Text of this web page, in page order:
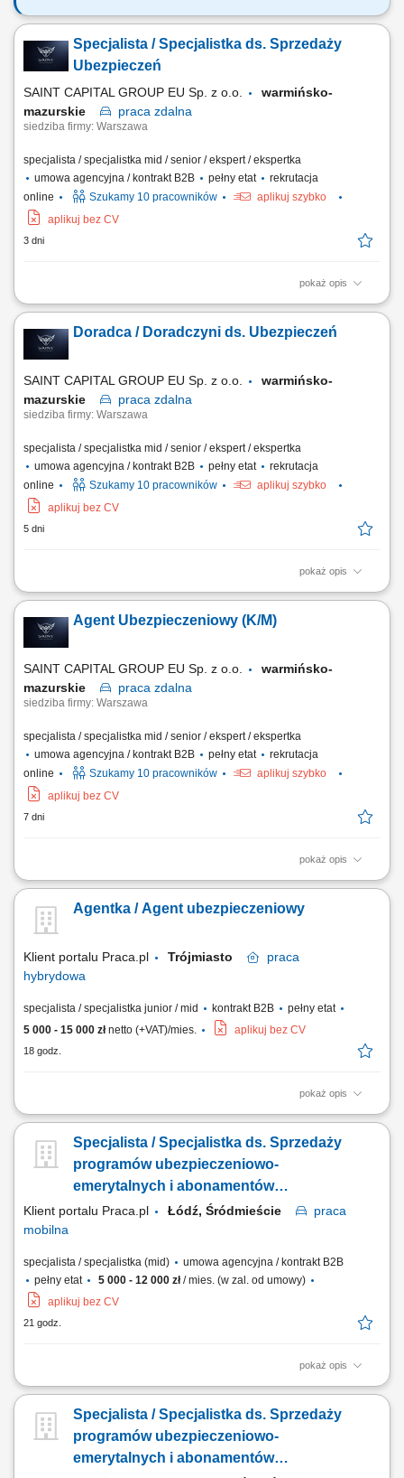
Twój zakres obowiązków: budowanie własnego biznesu przy wsparciu
organizacja własnej aktywności i kalendarza spotkań.
Specjalista / Specjalistka ds. Sprzedaży
Ubezpieczeń
SAINT CAPITAL GROUP EU Sp. z o.o.
warmińsko-
mazurskie
praca zdalna
siedziba firmy: Warszawa
specjalista / specjalistka mid / senior / ekspert / ekspertka
umowa agencyjna / kontrakt B2B
pełny etat
rekrutacja
online
Szukamy 10 pracowników
aplikuj szybko
aplikuj bez CV
3 dni
pokaż opis
Opis stanowiska: Kompleksowa obsługa klientów w zakresie produktów
pozyskiwanie nowych klientów. Analiza potrzeb i przygotowywanie
indywidualnych rozwiązań ubezpieczeniowych. Budowanie pozycji
Doradca / Doradczyni ds. Ubezpieczeń
SAINT CAPITAL GROUP EU Sp. z o.o.
warmińsko-
mazurskie
praca zdalna
siedziba firmy: Warszawa
specjalista / specjalistka mid / senior / ekspert / ekspertka
umowa agencyjna / kontrakt B2B
pełny etat
rekrutacja
online
Szukamy 10 pracowników
aplikuj szybko
aplikuj bez CV
5 dni
pokaż opis
Opis stanowiska: Rozwijanie współpracy z obecnymi klientami oraz
ubezpieczeń na życie, majątkowych, komunikacyjnych i dla firm.
Budowanie długofalowych relacji oraz dopasowywanie rozwiązań do
Agent Ubezpieczeniowy (K/M)
SAINT CAPITAL GROUP EU Sp. z o.o.
warmińsko-
mazurskie
praca zdalna
siedziba firmy: Warszawa
specjalista / specjalistka mid / senior / ekspert / ekspertka
umowa agencyjna / kontrakt B2B
pełny etat
rekrutacja
online
Szukamy 10 pracowników
aplikuj szybko
aplikuj bez CV
7 dni
pokaż opis
Opis stanowiska: Aktywna obsługa i cross-selling w ramach własnego
(życiowe, majątkowe, komunikacyjne, firmowe) Koncentracja na
budowaniu długofalowych relacji w obszarze ubezpieczeń na życie;
Agentka / Agent ubezpieczeniowy
Klient portalu Praca.pl Trójmiasto
praca
hybrydowa
specjalista / specjalistka junior / mid kontrakt B2B
pełny etat
5 000 - 15 000 złnetto (+VAT)/mies. aplikuj bez CV
18 godz.
pokaż opis
budowanie i rozwijanie relacji z klientami, analiza potrzeb klientów oraz
rozmów sprzedażowych i prezentowanie ofert, rozwijanie własnej bazy
klientów, dbanie o wysoką jakość obsługi oraz długofalową współpracę,
Specjalista / Specjalistka ds. Sprzedaży
programów ubezpieczeniowo-
emerytalnych i abonamentów
medycznych
Klient portalu Praca.pl Łódź, Śródmieście
praca
mobilna
specjalista / specjalistka (mid)
umowa agencyjna / kontrakt B2B
pełny etat
5 000 - 12 000 zł/ mies. (w zal. od umowy)
aplikuj bez CV
21 godz.
pokaż opis
Kreowanie propozycji dopasowanych do indywidualnych oczekiwań i
abonentów medycznych oraz uczestników programów
ubezpieczeniowo-emerytalnych. Aktywne pozyskiwanie partnerów
biznesowych i inicjowanie spotkań o charakterze...
Specjalista / Specjalistka ds. Sprzedaży
programów ubezpieczeniowo-
emerytalnych i abonamentów